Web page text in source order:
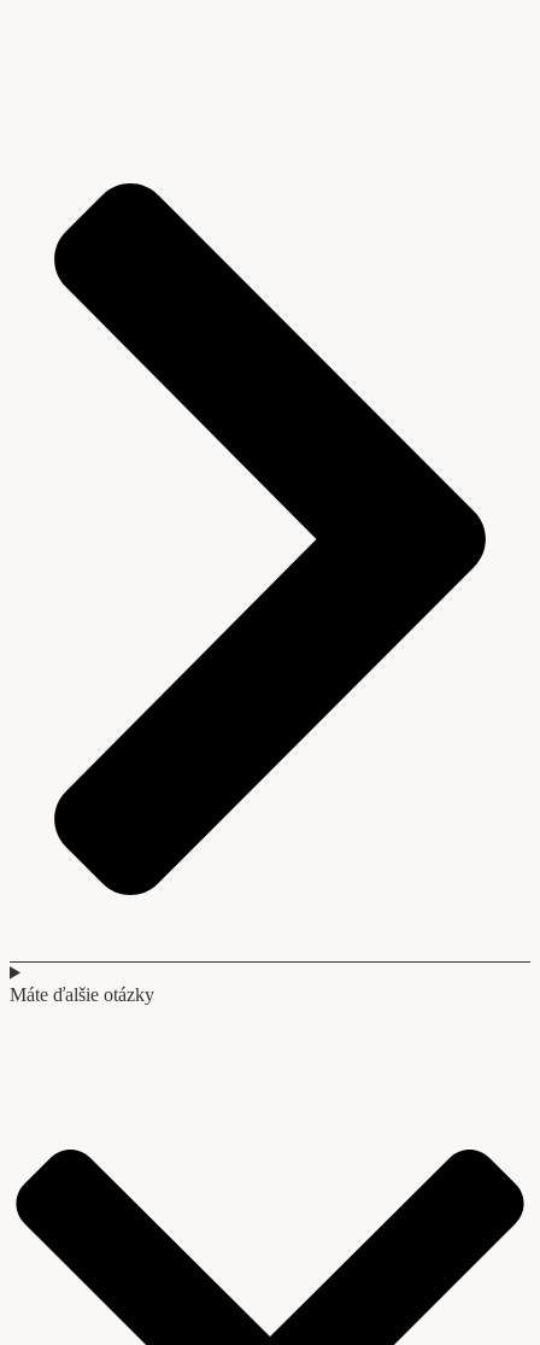
Máte ďalšie otázky